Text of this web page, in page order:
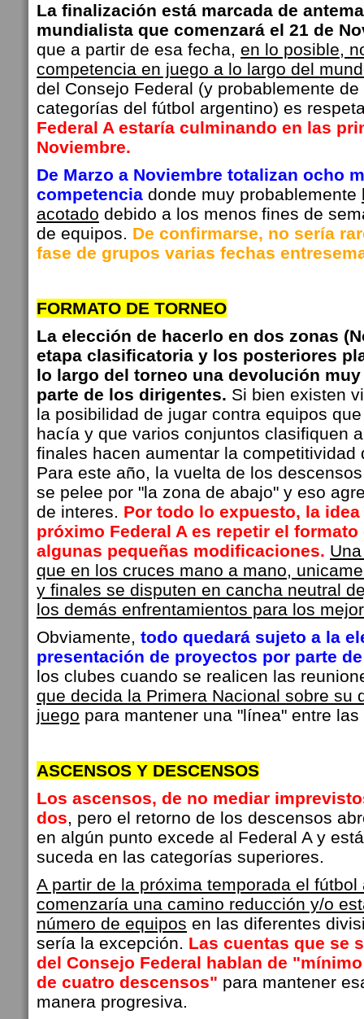
La finalización está marcada de
mundialista que comenzará el 21 de
que a partir de esa fecha, en lo posible,
competencia en juego a lo largo del
del Consejo Federal (y probablemente
categorías del fútbol argentino) es
Federal A estaría culminando en las
Noviembre.
De Marzo a Noviembre totalizan ocho
competencia donde muy probablemente
acotado debido a los menos fines de
de equipos. De confirmarse, no sería
fase de grupos varias fechas
FORMATO DE TORNEO
La elección de hacerlo en dos zonas
etapa clasificatoria y los posteriores
lo largo del torneo una devolución
parte de los dirigentes. Si bien existen
la posibilidad de jugar contra equipos
hacía y que varios conjuntos clasifiquen
finales hacen aumentar la competitividad
Para este año, la vuelta de los
se pelee por "la zona de abajo" y eso
de interes. Por todo lo expuesto, la
próximo Federal A es repetir el
algunas pequeñas modificaciones.
que en los cruces mano a mano,
y finales se disputen en cancha neutral
los demás enfrentamientos para los
Obviamente, todo quedará sujeto a la
presentación de proyectos por parte
los clubes cuando se realicen las
que decida la Primera Nacional sobre su
juego para mantener una "línea" entre
ASCENSOS Y DESCENSOS
Los ascensos, de no mediar
dos, pero el retorno de los descensos
en algún punto excede al Federal A y
suceda en las categorías superiores.
A partir de la próxima temporada el fútbol
comenzaría una camino reducción y/o
número de equipos en las diferentes
sería la excepción. Las cuentas que se
del Consejo Federal hablan de
de cuatro descensos" para mantener
manera progresiva.